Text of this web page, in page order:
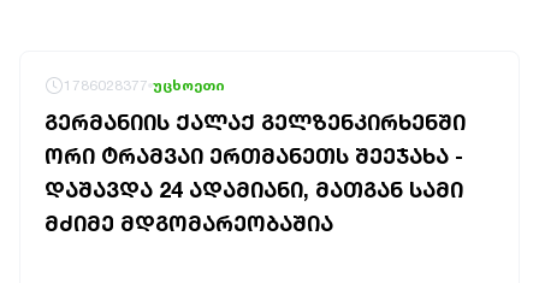
1786028377 უცხოეთი
ᲒᲔᲠᲛᲐᲜᲘᲘᲡ ᲥᲐᲚᲐᲥ ᲒᲔᲚᲖᲔᲜᲙᲘᲠᲮᲔᲜᲨᲘ
ᲝᲠᲘ ᲢᲠᲐᲛᲕᲐᲘ ᲔᲠᲗᲛᲐᲜᲔᲗᲡ ᲨᲔᲔᲯᲐᲮᲐ -
ᲓᲐᲨᲐᲕᲓᲐ 24 ᲐᲓᲐᲛᲘᲐᲜᲘ, ᲛᲐᲗᲒᲐᲜ ᲡᲐᲛᲘ
ᲛᲫᲘᲛᲔ ᲛᲓᲒᲝᲛᲐᲠᲔᲝᲑᲐᲨᲘᲐ